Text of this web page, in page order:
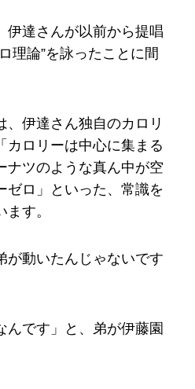
伊達さんが以前から提唱
理論”を詠ったことに間
、伊達さん独自のカロリ
カロリーは中心に集まる
ナツのような真ん中が空
ゼロ」といった、常識を
す。
が動いたんじゃないです
んです」と、弟が伊藤園